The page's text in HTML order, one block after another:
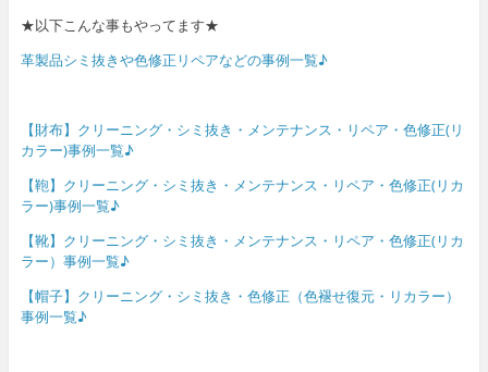
★以下こんな事もやってます★
革製品シミ抜きや色修正リペアなどの事例一覧♪
【財布】クリーニング・シミ抜き・メンテナンス・リペア・色修正(リ
カラー)事例一覧♪
【鞄】クリーニング・シミ抜き・メンテナンス・リペア・色修正(リカ
ラー)事例一覧♪
【靴】クリーニング・シミ抜き・メンテナンス・リペア・色修正(リカ
ラー）事例一覧♪
【帽子】クリーニング・シミ抜き・色修正（色褪せ復元・リカラー）
事例一覧♪